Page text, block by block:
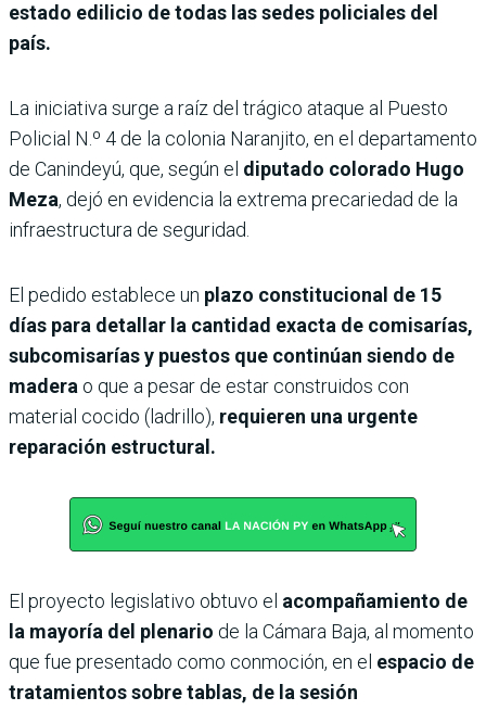
estado edilicio de todas las sedes policiales del
país.
La iniciativa surge a raíz del trágico ataque al Puesto
Policial N.º 4 de la colonia Naranjito, en el departamento
de Canindeyú, que, según el diputado colorado Hugo
Meza, dejó en evidencia la extrema precariedad de la
infraestructura de seguridad.
El pedido establece un plazo constitucional de 15
días para detallar la cantidad exacta de comisarías,
subcomisarías y puestos que continúan siendo de
madera o que a pesar de estar construidos con
material cocido (ladrillo), requieren una urgente
reparación estructural.
El proyecto legislativo obtuvo el acompañamiento de
la mayoría del plenario de la Cámara Baja, al momento
que fue presentado como conmoción, en el espacio de
tratamientos sobre tablas, de la sesión